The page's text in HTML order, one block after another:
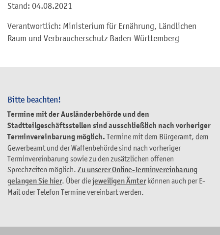
Bitte beachten!
Termine mit der Ausländerbehörde und den
Stadtteilgeschäftsstellen sind ausschließlich nach vorheriger
Terminvereinbarung möglich. Termine mit dem Bürgeramt, dem
Gewerbeamt und der Waffenbehörde sind nach vorheriger
Terminvereinbarung sowie zu den zusätzlichen offenen
Sprechzeiten möglich. Zu unserer Online-Terminvereinbarung
gelangen Sie hier. Über diejeweiligen Ämterkönnen auch per E-
Mail oder Telefon Termine vereinbart werden.
Stand: 04.08.2021
Verantwortlich: Ministerium für Ernährung, Ländlichen
Raum und Verbraucherschutz Baden-Württemberg